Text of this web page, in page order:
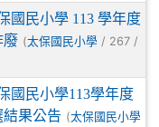
國民小學 113 學年度
廢 (太保國民小學 / 267 /
國民小學113學年度
果公告 (太保國民小學